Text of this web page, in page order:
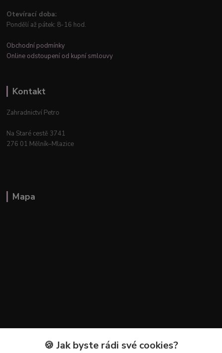
Otevírací doba:
Pondělí až pátek: 8-16 hod.
Obchodní podmínky
Online odstoupení od kupní smlouvy
Kontakt
Zahradnictví Petro
Na Staré cestě 3741
276 01 Mělník–Mlazice
Mapa
Kontakty🍪 Jak byste rádi své cookies?